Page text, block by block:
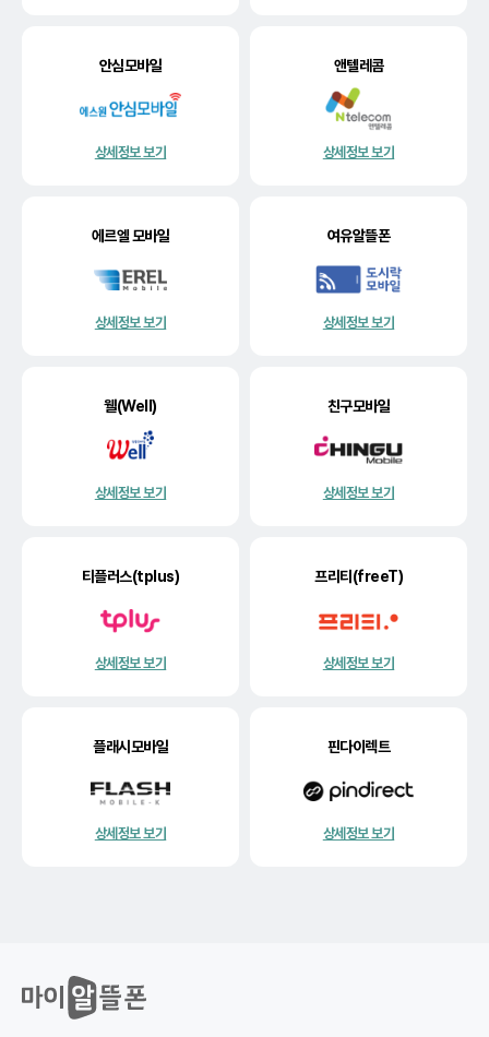
안심모바일
상세정보 보기
앤텔레콤
상세정보 보기
에르엘 모바일
상세정보 보기
여유알뜰폰
상세정보 보기
웰(Well)
상세정보 보기
친구모바일
상세정보 보기
티플러스(tplus)
상세정보 보기
프리티(freeT)
상세정보 보기
플래시모바일
상세정보 보기
핀다이렉트
상세정보 보기